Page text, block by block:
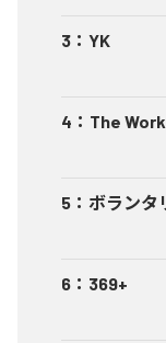
3 ： YK
4 ： The
5 ： ボランタ
6 ： 369+